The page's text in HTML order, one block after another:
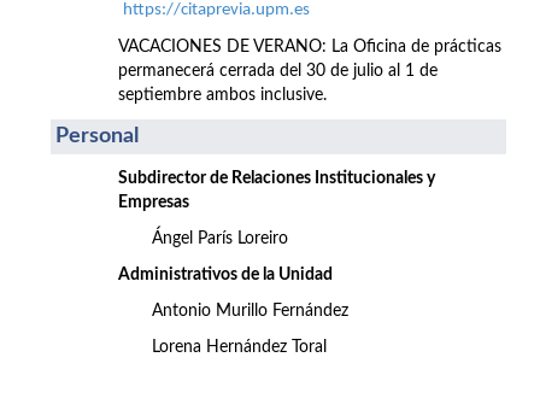
https://citaprevia.upm.es
VACACIONES DE VERANO: La Oficina de prácticas
permanecerá cerrada del 30 de julio al 1 de
septiembre ambos inclusive.
Personal
Subdirector de Relaciones Institucionales y
Empresas
Ángel París Loreiro
Administrativos de la Unidad
Antonio Murillo Fernández
Lorena Hernández Toral